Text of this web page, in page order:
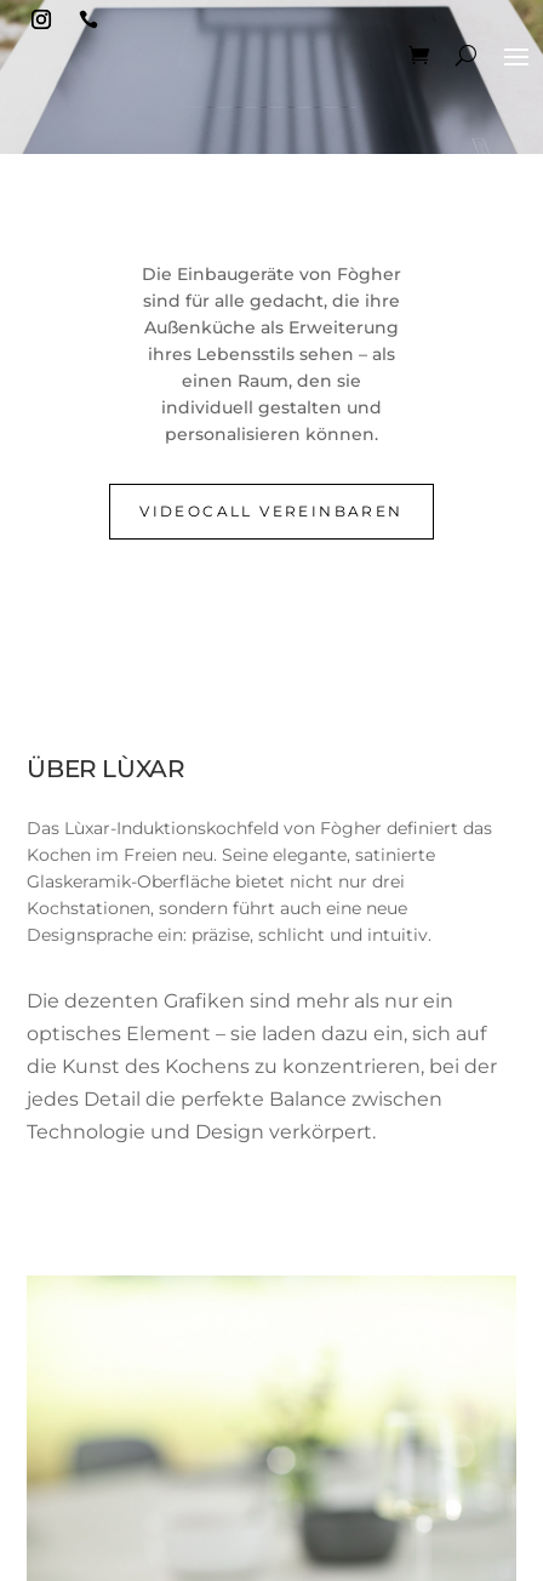

LÙXAR
VON FÒGHER
Die Einbaugeräte von Fògher
sind für alle gedacht, die ihre
Außenküche als Erweiterung
ihres Lebensstils sehen – als
einen Raum, den sie
individuell gestalten und
personalisieren können.
VIDEOCALL VEREINBAREN
ÜBER LÙXAR
Das Lùxar-Induktionskochfeld von Fògher definiert das
Kochen im Freien neu. Seine elegante, satinierte
Glaskeramik-Oberfläche bietet nicht nur drei
Kochstationen, sondern führt auch eine neue
Designsprache ein: präzise, schlicht und intuitiv.
Die dezenten Grafiken sind mehr als nur ein
optisches Element – sie laden dazu ein, sich auf
die Kunst des Kochens zu konzentrieren, bei der
jedes Detail die perfekte Balance zwischen
Technologie und Design verkörpert.